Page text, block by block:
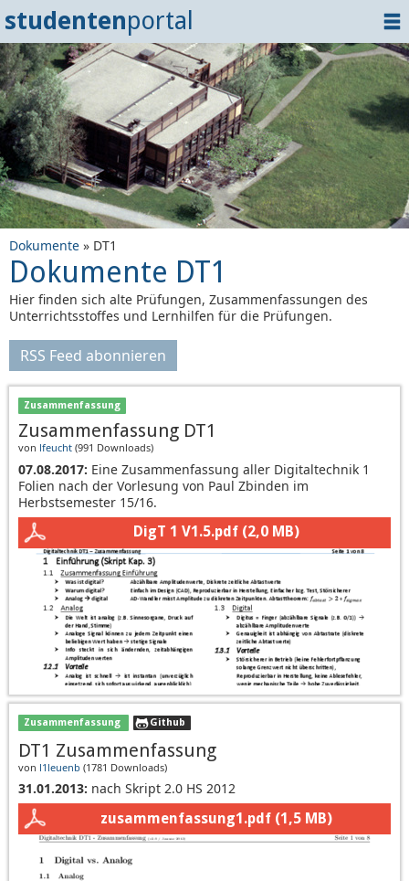
studentenportal
Home
Dokumente
Events
? Tipps
Login
Dokumente » DT1
Dokumente DT1
Hier finden sich alte Prüfungen, Zusammenfassungen des
Unterrichtsstoffes und Lernhilfen für die Prüfungen.
RSS Feed abonnieren
Zusammenfassung
Zusammenfassung DT1
von lfeucht (991 Downloads)
07.08.2017: Eine Zusammenfassung aller Digitaltechnik 1
Folien nach der Vorlesung von Paul Zbinden im
Herbstsemester 15/16.
DigT 1 V1.5.pdf (2,0 MB)
Zusammenfassung Github
DT1 Zusammenfassung
von l1leuenb (1781 Downloads)
31.01.2013: nach Skript 2.0 HS 2012
zusammenfassung1.pdf (1,5 MB)